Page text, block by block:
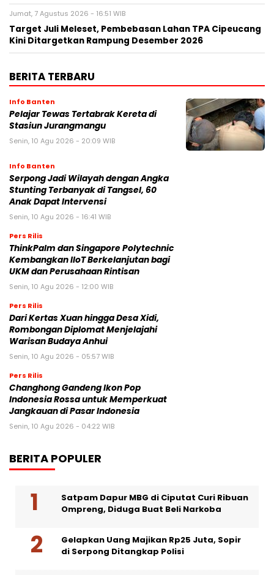
Jumat, 7 Agustus 2026 - 16:51 WIB
Target Juli Meleset, Pembebasan Lahan TPA Cipeucang
Kini Ditargetkan Rampung Desember 2026
BERITA TERBARU
Info Banten
Pelajar Tewas Tertabrak Kereta di
Stasiun Jurangmangu
Senin, 10 Agu 2026 - 20:09 WIB
Info Banten
Serpong Jadi Wilayah dengan Angka
Stunting Terbanyak di Tangsel, 60
Anak Dapat Intervensi
Senin, 10 Agu 2026 - 16:41 WIB
Pers Rilis
ThinkPalm dan Singapore Polytechnic
Kembangkan IIoT Berkelanjutan bagi
UKM dan Perusahaan Rintisan
Senin, 10 Agu 2026 - 12:00 WIB
Pers Rilis
Dari Kertas Xuan hingga Desa Xidi,
Rombongan Diplomat Menjelajahi
Warisan Budaya Anhui
Senin, 10 Agu 2026 - 05:57 WIB
Pers Rilis
Changhong Gandeng Ikon Pop
Indonesia Rossa untuk Memperkuat
Jangkauan di Pasar Indonesia
Senin, 10 Agu 2026 - 04:22 WIB
BERITA POPULER
Satpam Dapur MBG di Ciputat Curi Ribuan
Ompreng, Diduga Buat Beli Narkoba
Gelapkan Uang Majikan Rp25 Juta, Sopir
di Serpong Ditangkap Polisi